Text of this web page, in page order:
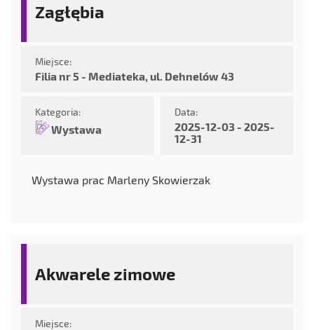
Zagłębia
Miejsce:
Filia nr 5 - Mediateka, ul. Dehnelów 43
Kategoria:
Wystawa
Data:
2025-12-03 - 2025-
12-31
Wystawa prac Marleny Skowierzak
Akwarele zimowe
Miejsce: